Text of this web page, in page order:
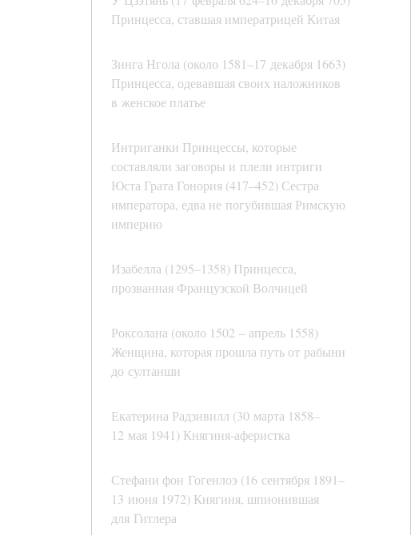
Принцесса, ставшая императрицей Китая
Зинга Нгола (около 1581–17 декабря 1663)
Принцесса, одевавшая своих наложников
в женское платье
Интриганки Принцессы, которые
составляли заговоры и плели интриги
Юста Грата Гонория (417–452) Сестра
императора, едва не погубившая Римскую
империю
Изабелла (1295–1358) Принцесса,
прозванная Французской Волчицей
Роксолана (около 1502 – апрель 1558)
Женщина, которая прошла путь от рабыни
до султанши
Екатерина Радзивилл (30 марта 1858–
12 мая 1941) Княгиня-аферистка
Стефани фон Гогенлоэ (16 сентября 1891–
13 июня 1972) Княгиня, шпионившая
для Гитлера